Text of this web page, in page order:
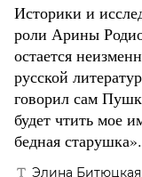
Историки и
роли Арины
остается
русской
говорил сам
будет чтить мое
бедная старушка».
Элина Битюцкая